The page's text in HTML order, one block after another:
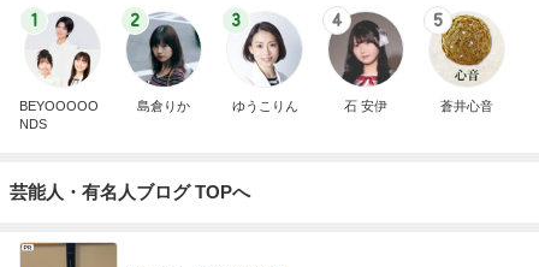
1
BEYOOOOO
NDS
2
島倉りか
3
ゆうこりん
4
石 安伊
5
蒼井心音
芸能人・有名人ブログ TOPへ